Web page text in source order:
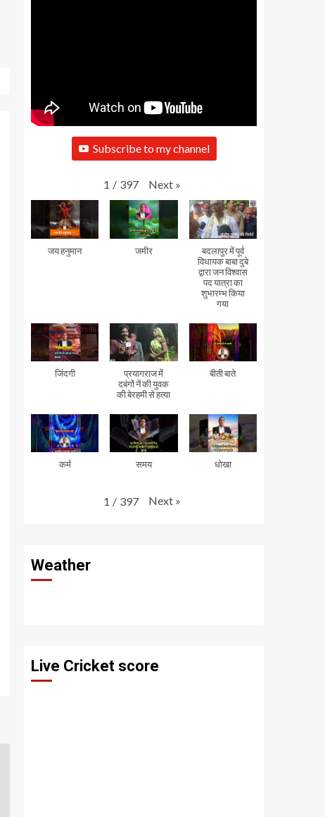
Subscribe to my channel
1 / 397 Next »
जय हनुमान जमीर
बदलापुर में पूर्व
विधायक बाबा दुबे
द्वारा जन विश्वास
पद यात्रा का
शुभारम्भ किया
गया
जिंदगी
प्रयागराज में
दबंगों नें की युवक
की बेरहमी से हत्या
बीती बाते
कर्म समय धोखा
1 / 397 Next »
Weather
Live Cricket score